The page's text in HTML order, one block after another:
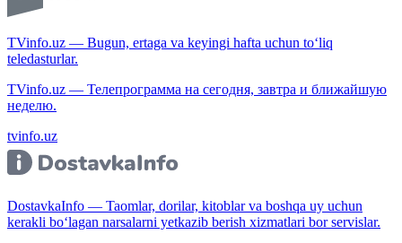
TVinfo.uz — Bugun, ertaga va keyingi hafta uchun to‘liq
teledasturlar.
TVinfo.uz — Телепрограмма на сегодня, завтра и ближайшую
неделю.
tvinfo.uz
DostavkaInfo — Taomlar, dorilar, kitoblar va boshqa uy uchun
kerakli bo‘lagan narsalarni yetkazib berish xizmatlari bor servislar.